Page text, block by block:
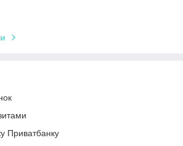
Приватбанку